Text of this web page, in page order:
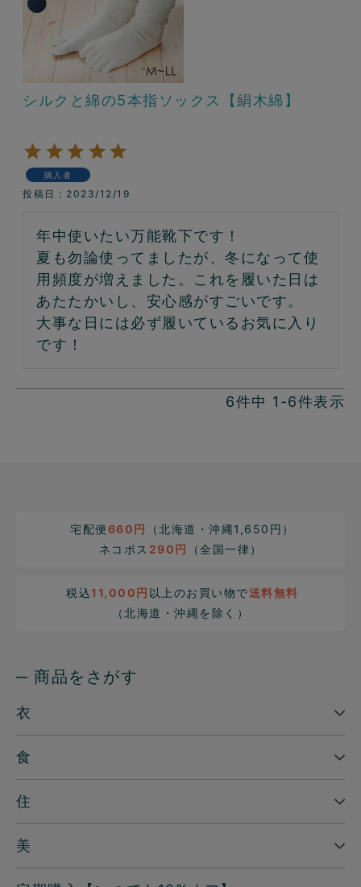
シルクと綿の5本指ソックス【絹木綿】
購入者
投稿日 2023/12/19
年中使いたい万能靴下です！
夏も勿論使ってましたが、冬になって使
用頻度が増えました。これを履いた日は
あたたかいし、安心感がすごいです。
大事な日には必ず履いているお気に入り
です！
6件中 1 -6件表示
宅配便660円
（北海道・沖縄1,650円）
ネコポス 290円 （全国一律）
税込11,000円 以上のお買い物で送料無料
（北海道・沖縄を除く）
─ 商品をさがす
衣
食
住
美